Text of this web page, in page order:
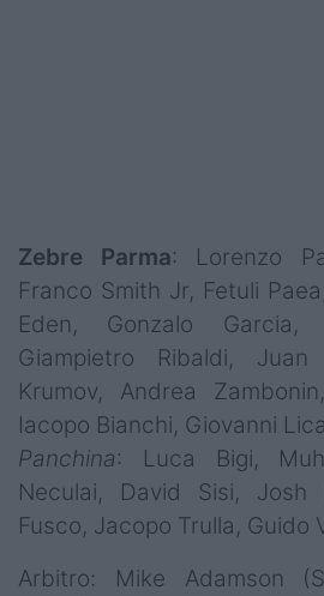
Zebre Parma: Lorenzo
Franco Smith Jr, Fetuli
Eden, Gonzalo Garcia,
Giampietro Ribaldi, Juan
Krumov, Andrea
Iacopo Bianchi, Giovanni
Panchina: Luca Bigi,
Neculai, David Sisi, Josh
Fusco, Jacopo Trulla, Guido
Arbitro: Mike Adamson